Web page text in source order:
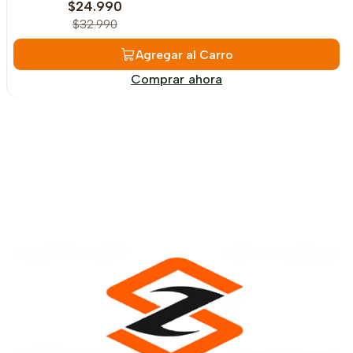
$24.990
$32.990
Agregar al Carro
Comprar ahora